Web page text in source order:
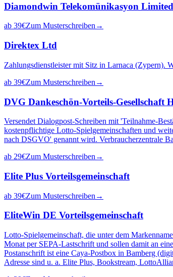
Diamondwin Telekomünikasyon Limited
ab 39€Zum Musterschreiben→
Direktex Ltd
Zahlungsdienstleister mit Sitz in Larnaca (Zypern).
ab 39€Zum Musterschreiben →
DVG Dankeschön-Vorteils-Gesellschaft
Versendet Dialogpost-Schreiben mit 'Teilnahme-
kostenpflichtige Lotto-Spielgemeinschaften und
nach DSGVO' genannt wird. Verbraucherzentrale
ab 29€Zum Musterschreiben →
Elite Plus Vorteilsgemeinschaft
ab 39€Zum Musterschreiben →
EliteWin DE Vorteilsgemeinschaft
Lotto-Spielgemeinschaft, die unter dem
Monat per SEPA-Lastschrift und sollen damit an
Postanschrift ist eine Caya-Postbox in Bamberg
Adresse sind u. a. Elite Plus, Bookstream,